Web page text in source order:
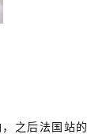
之后法国站的